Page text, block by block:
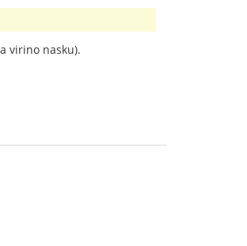
virino nasku).